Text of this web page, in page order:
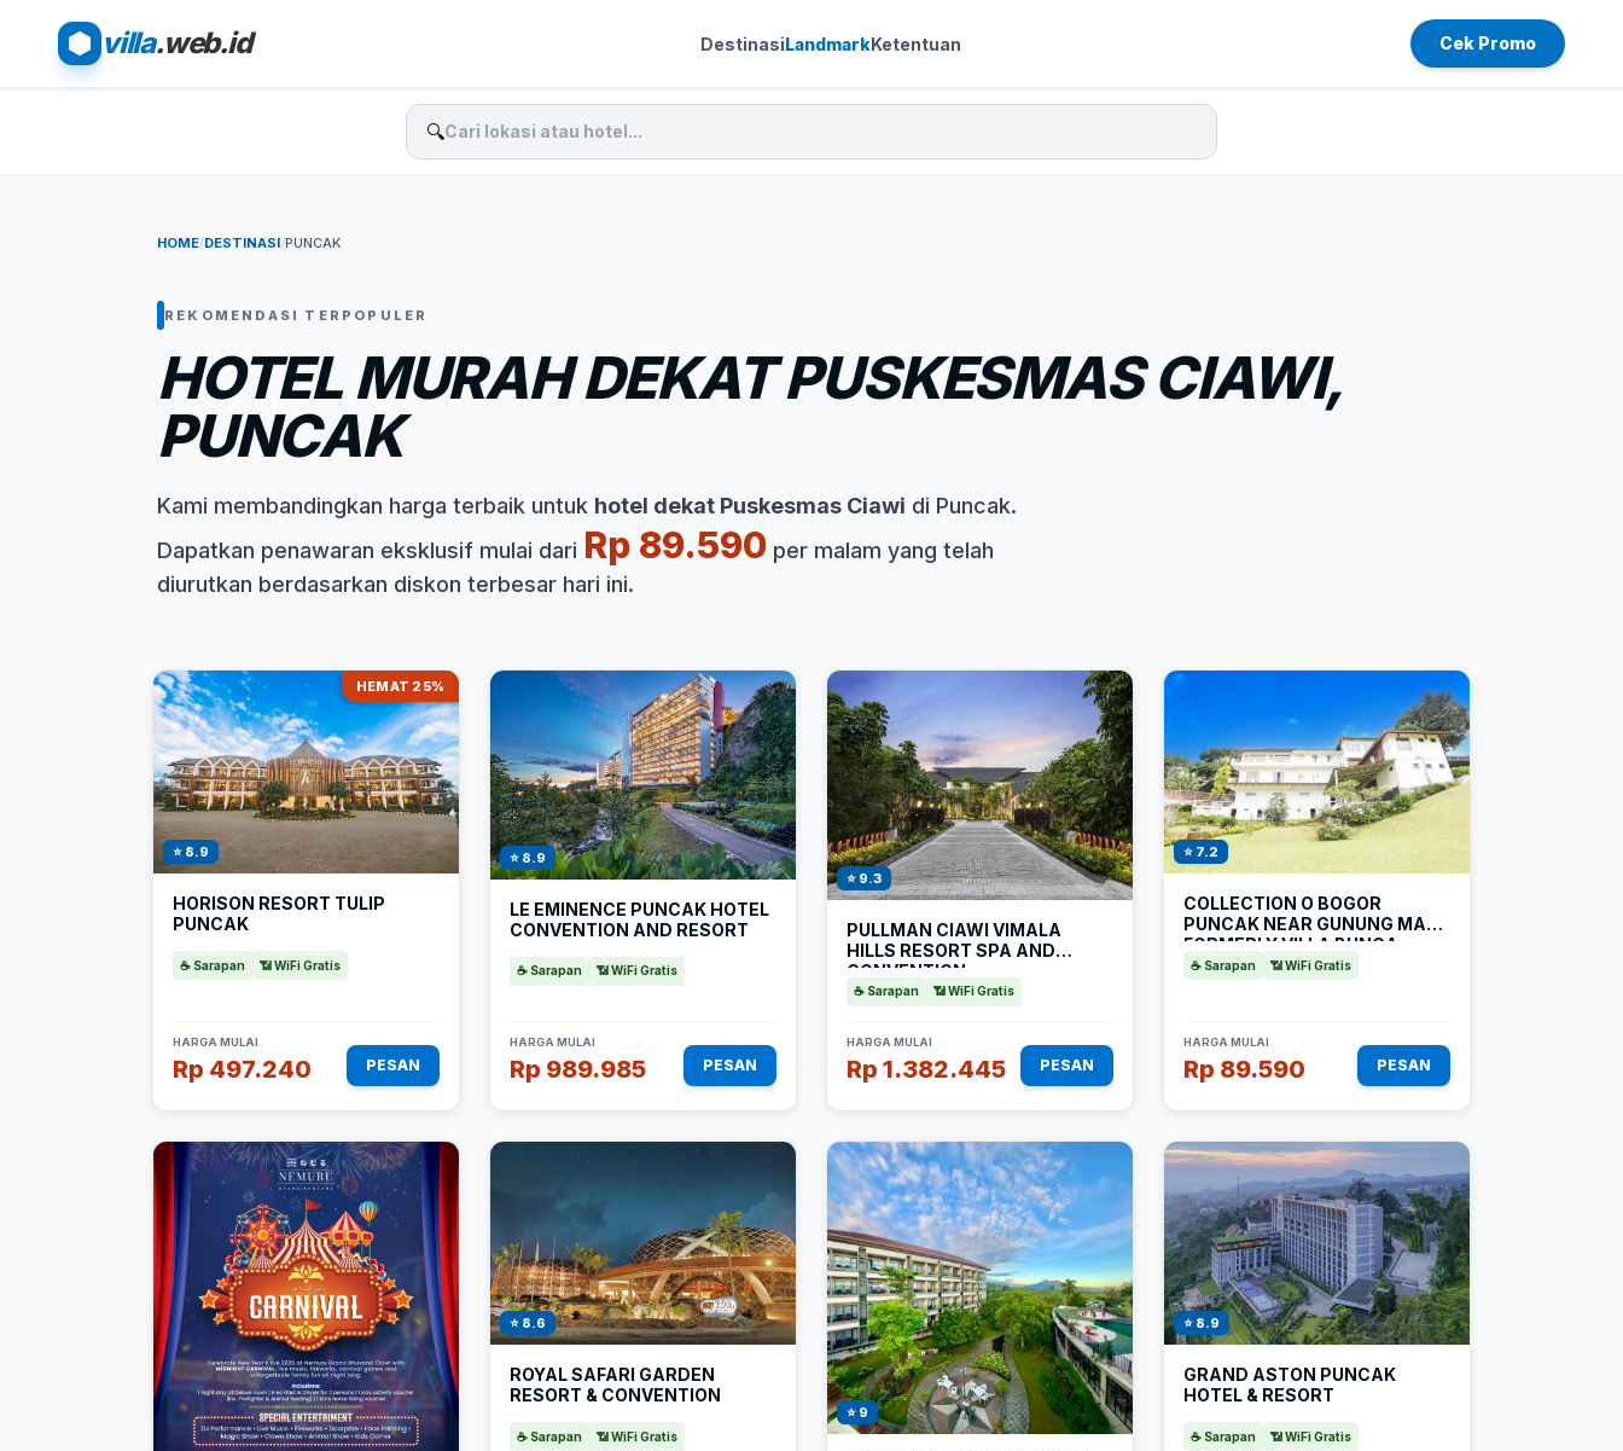
villa.web.id DestinasiLandmarkKetentuan Cek Promo
🔍
HOME/DESTINASI/PUNCAK
REKOMENDASI TERPOPULER
HOTEL MURAH DEKAT PUSKESMAS CIAWI,
PUNCAK
Kami membandingkan harga terbaik untuk hotel dekat Puskesmas Ciawi di Puncak.
Dapatkan penawaran eksklusif mulai dari Rp 89.590 per malam yang telah
diurutkan berdasarkan diskon terbesar hari ini.
HEMAT 25%
⭐ 8.9
HORISON RESORT TULIP
PUNCAK
☕ Sarapan 📶 WiFi Gratis
HARGA MULAI
Rp 497.240 PESAN
⭐ 8.9
LE EMINENCE PUNCAK HOTEL
CONVENTION AND RESORT
☕ Sarapan 📶 WiFi Gratis
HARGA MULAI
Rp 989.985 PESAN
⭐ 9.3
PULLMAN CIAWI VIMALA
HILLS RESORT SPA AND
CONVENTION
☕ Sarapan 📶 WiFi Gratis
HARGA MULAI
Rp 1.382.445 PESAN
⭐ 7.2
COLLECTION O BOGOR
PUNCAK NEAR GUNUNG MAS
FORMERLY VILLA BUNGA
BUNGA
☕ Sarapan 📶 WiFi Gratis
HARGA MULAI
Rp 89.590 PESAN
⭐ 8.6
ROYAL SAFARI GARDEN
RESORT & CONVENTION
☕ Sarapan 📶 WiFi Gratis
⭐ 9
⭐ 8.9
GRAND ASTON PUNCAK
HOTEL & RESORT
☕ Sarapan 📶 WiFi Gratis